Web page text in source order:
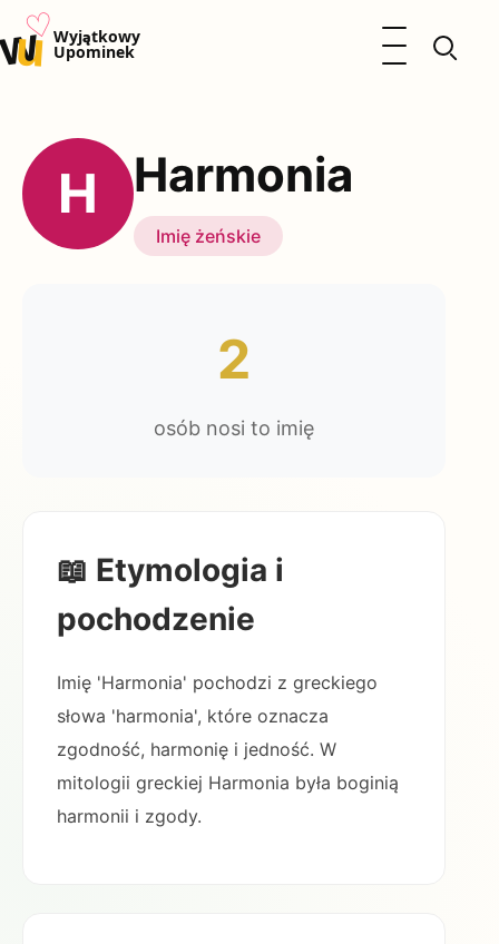
u♡Wyjątkowy
Upominek
Otwórz menu
Kalendarz Imienin
Kobieta
Okazje
Katalog prezentów
H Harmonia
Imię żeńskie
2
osób nosi to imię
📖 Etymologia i
pochodzenie
Imię 'Harmonia' pochodzi z greckiego
słowa 'harmonia', które oznacza
zgodność, harmonię i jedność. W
mitologii greckiej Harmonia była boginią
harmonii i zgody.